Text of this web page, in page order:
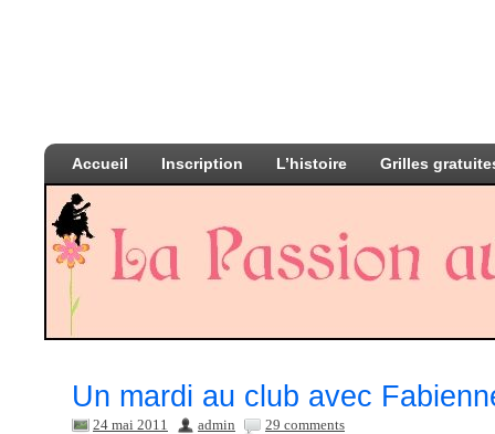
Accueil Inscription L’histoire Grilles
Un mardi au club avec
24 mai 2011 admin 29 comments